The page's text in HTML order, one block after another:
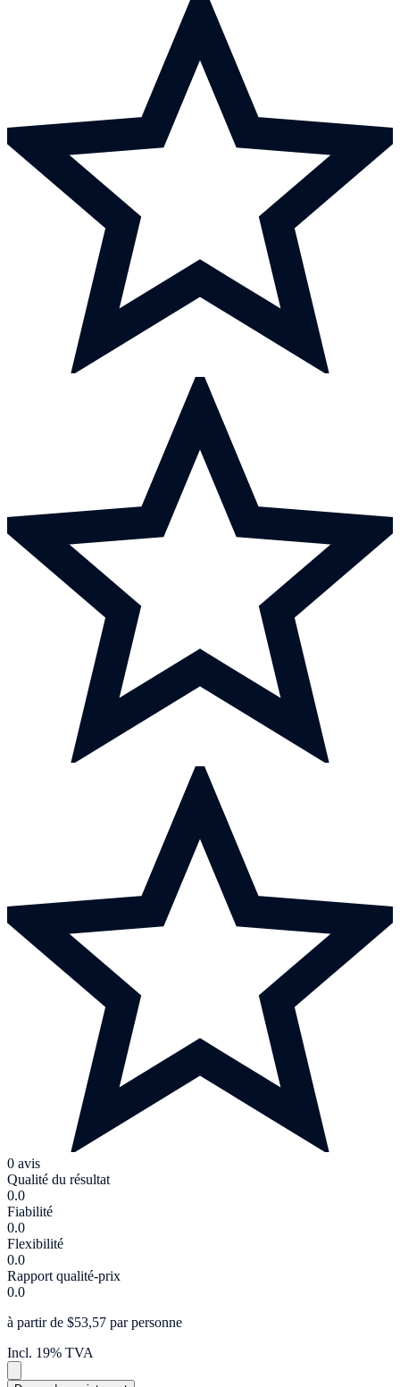
0 avis
Qualité du résultat
0.0
Fiabilité
0.0
Flexibilité
0.0
Rapport qualité-prix
0.0
à partir de $53,57 par personne
Incl. 19% TVA